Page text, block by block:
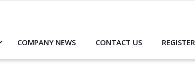
COMPANY NEWS CONTACT US REGISTER